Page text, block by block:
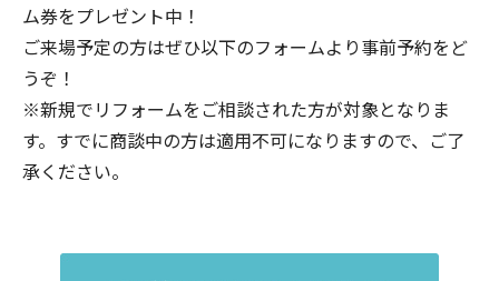
ム券をプレゼント中！
ご来場予定の方はぜひ以下のフォームより事前予約をど
うぞ！
※新規でリフォームをご相談された方が対象となりま
す。すでに商談中の方は適用不可になりますので、ご了
承ください。